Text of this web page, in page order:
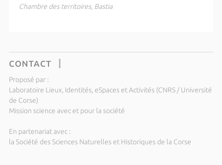
Chambre des territoires, Bastia
CONTACT
Proposé par :
Laboratoire Lieux, Identités, eSpaces et Activités (CNRS / Université
de Corse)
Mission science avec et pour la société
En partenariat avec :
la Société des Sciences Naturelles et Historiques de la Corse